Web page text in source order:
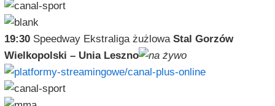
19:30Speedway Ekstraliga żużlowa Stal Gorzów
Wielkopolski – Unia Leszno